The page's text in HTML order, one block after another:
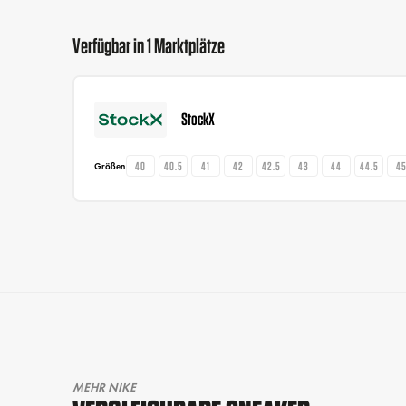
Verfügbar in 1 Marktplätze
StockX
Größen 40 40.5 41 42 42.5 43 44 44.5 45
MEHR NIKE